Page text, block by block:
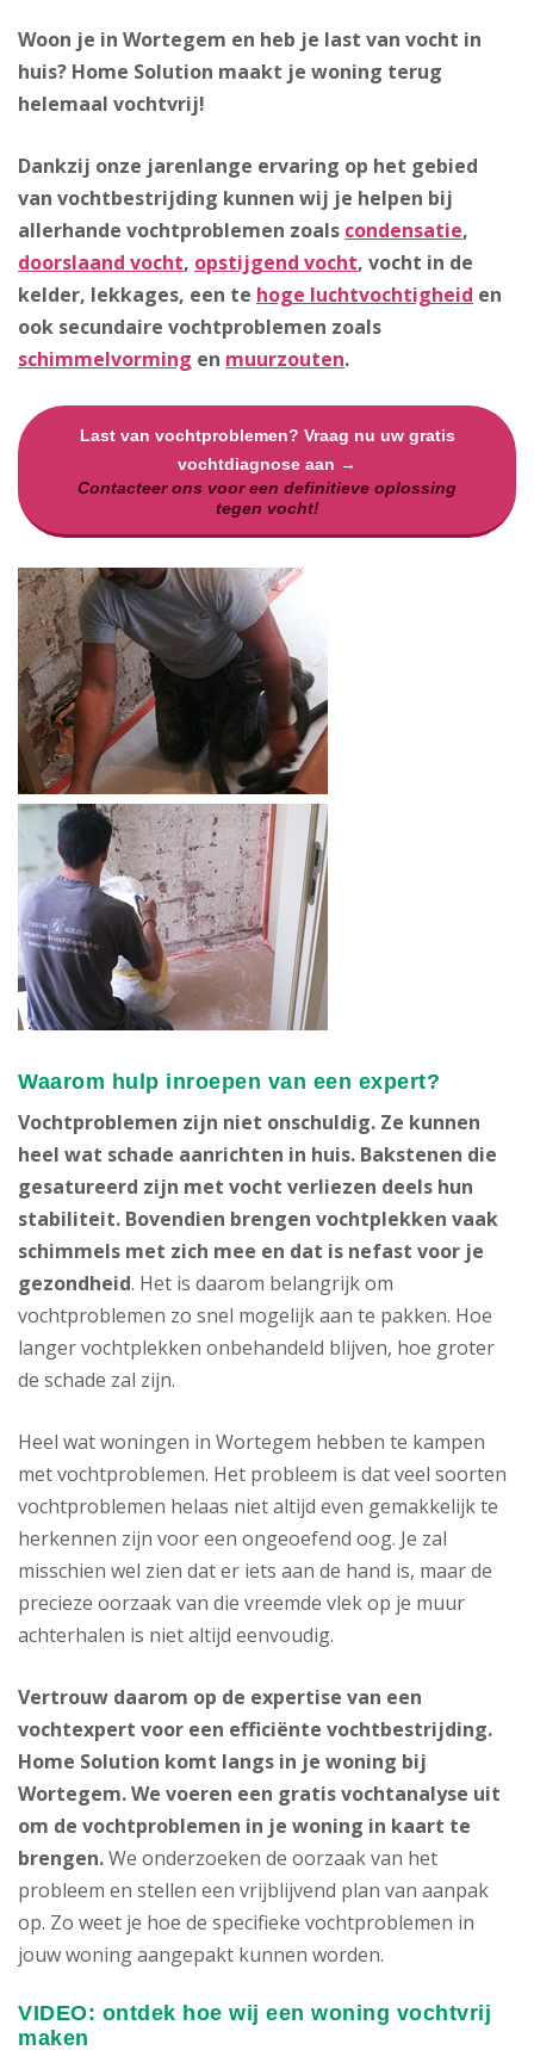
Woon je in Wortegem en heb je last van vocht in
huis? Home Solution maakt je woning terug
helemaal vochtvrij!
Dankzij onze jarenlange ervaring op het gebied
van vochtbestrijding kunnen wij je helpen bij
allerhande vochtproblemen zoals condensatie,
doorslaand vocht, opstijgend vocht, vocht in de
kelder, lekkages, een te hoge luchtvochtigheid en
ook secundaire vochtproblemen zoals
schimmelvorming en muurzouten.
Last van vochtproblemen? Vraag nu uw gratis
vochtdiagnose aan →
Contacteer ons voor een definitieve oplossing
tegen vocht!
Waarom hulp inroepen van een expert?
Vochtproblemen zijn niet onschuldig. Ze kunnen
heel wat schade aanrichten in huis. Bakstenen die
gesatureerd zijn met vocht verliezen deels hun
stabiliteit. Bovendien brengen vochtplekken vaak
schimmels met zich mee en dat is nefast voor je
gezondheid. Het is daarom belangrijk om
vochtproblemen zo snel mogelijk aan te pakken. Hoe
langer vochtplekken onbehandeld blijven, hoe groter
de schade zal zijn.
Heel wat woningen in Wortegem hebben te kampen
met vochtproblemen. Het probleem is dat veel soorten
vochtproblemen helaas niet altijd even gemakkelijk te
herkennen zijn voor een ongeoefend oog. Je zal
misschien wel zien dat er iets aan de hand is, maar de
precieze oorzaak van die vreemde vlek op je muur
achterhalen is niet altijd eenvoudig.
Vertrouw daarom op de expertise van een
vochtexpert voor een efficiënte vochtbestrijding.
Home Solution komt langs in je woning bij
Wortegem. We voeren een gratis vochtanalyse uit
om de vochtproblemen in je woning in kaart te
brengen.We onderzoeken de oorzaak van het
probleem en stellen een vrijblijvend plan van aanpak
op. Zo weet je hoe de specifieke vochtproblemen in
jouw woning aangepakt kunnen worden.
VIDEO: ontdek hoe wij een woning vochtvrij
maken